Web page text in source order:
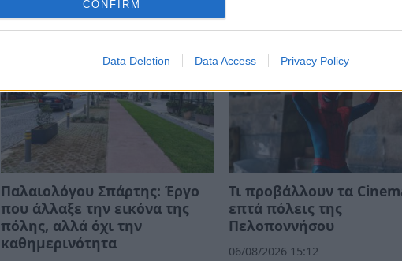
CONFIRM
Data Deletion Data Access Privacy Policy
Παλαιολόγου Σπάρτης: Έργο
που άλλαξε την εικόνα της
πόλης, αλλά όχι την
καθημερινότητα
Τι προβάλλουν τα
επτά πόλεις της
Πελοποννήσου
06/08/2026 15:12